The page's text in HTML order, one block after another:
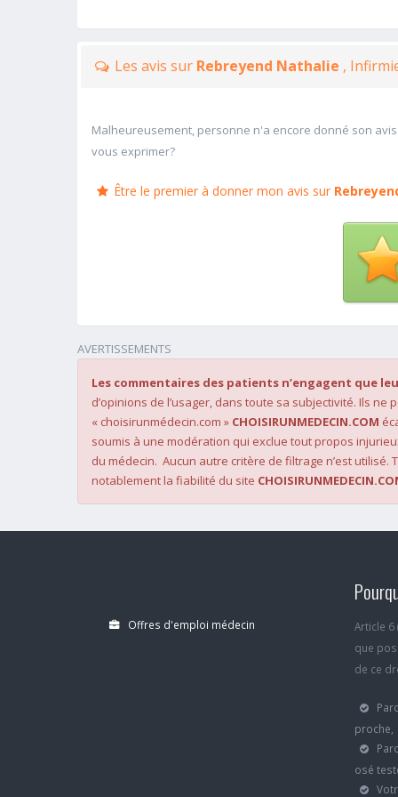
Les avis sur Rebreyend Nathalie ,
Malheureusement, personne n'a encore donné son
vous exprimer?
Être le premier à donner mon avis sur
AVERTISSEMENTS
Les commentaires des patients n’engagent que
d’opinions de l’usager, dans toute sa subjectivité. Ils
« choisirunmédecin.com » CHOISIRUNMEDECIN.COM
soumis à une modération qui exclue tout propos
du médecin. Aucun autre critère de filtrage n’est
notablement la fiabilité du site
Offres d'emploi médecin
Article
que
de ce
proche,
osé